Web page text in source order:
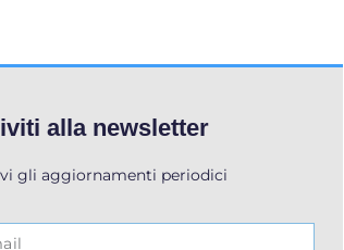
alla newsletter
gli aggiornamenti periodici